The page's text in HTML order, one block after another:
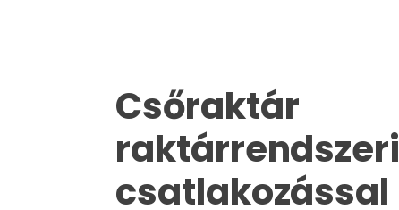
Csőraktár
raktárrendszeri
csatlakozással